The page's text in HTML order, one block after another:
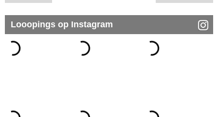
Looopings op Instagram